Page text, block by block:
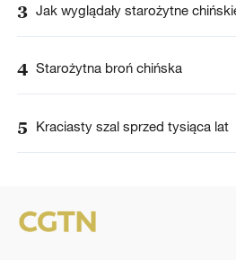
3 Jak wyglądały starożytne
4 Starożytna broń chińska
5 Kraciasty szal sprzed tysiąca lat